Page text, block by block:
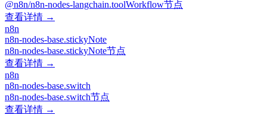
@n8n/n8n-nodes-langchain.toolWorkflow节点
查看详情 →
n8n
n8n-nodes-base.stickyNote
n8n-nodes-base.stickyNote节点
查看详情 →
n8n
n8n-nodes-base.switch
n8n-nodes-base.switch节点
查看详情 →